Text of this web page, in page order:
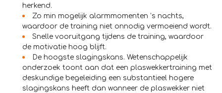
herkend.
Zo min mogelijk alarmmomenten ’s nachts,
waardoor de training niet onnodig vermoeiend wordt.
Snelle vooruitgang tijdens de training, waardoor
de motivatie hoog blijft.
De hoogste slagingskans. Wetenschappelijk
onderzoek toont aan dat een plaswekkertraining met
deskundige begeleiding een substantieel hogere
slagingskans heeft dan wanneer de plaswekker niet